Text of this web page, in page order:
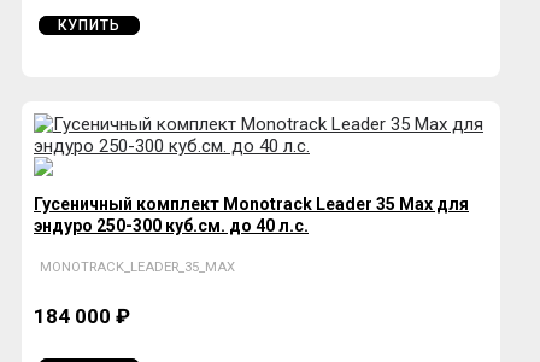
КУПИТЬ
Гусеничный комплект Monotrack Leader 35 Max для
эндуро 250-300 куб.см. до 40 л.с.
MONOTRACK_LEADER_35_MAX
184 000 ₽